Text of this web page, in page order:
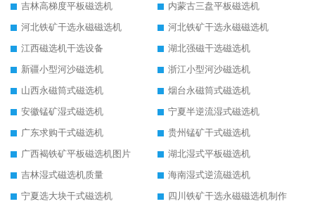
吉林高梯度平板磁选机
内蒙古三盘平板磁选机
河北铁矿干选永磁磁选机
河北铁矿干选永磁磁选机
江西磁选机干选设备
湖北强磁干选磁选机
新疆小型河沙磁选机
浙江小型河沙磁选机
山西永磁筒式磁选机
烟台永磁筒式磁选机
安徽锰矿湿式磁选机
宁夏半逆流湿式磁选机
广东求购干式磁选机
贵州锰矿干式磁选机
广西褐铁矿平板磁选机图片
湖北湿式平板磁选机
吉林湿式磁选机质量
海南湿式逆流磁选机
宁夏选大块干式磁选机
四川铁矿干选永磁磁选机制作